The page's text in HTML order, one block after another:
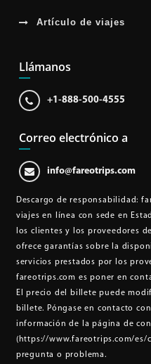
Artículo de viajes
Llámanos
+1-888-500-4555
Correo electrónico a
info@fareotrips.com
Descargo de responsabilidad:
viajes en línea con sede en
los clientes y los proveedores
ofrece garantías sobre la
servicios prestados por los
fareotrips.com es poner en
El precio del billete puede
billete. Póngase en contacto
información de la página de
(https://www.fareotrips.com/es/
pregunta o problema.